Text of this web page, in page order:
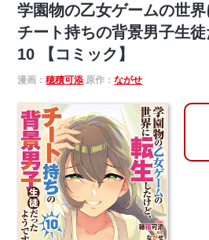
学園物の乙女ゲームの世界
チート持ちの背景男子生
10 【コミック】
漫画：穂積可添 原作：ながせ